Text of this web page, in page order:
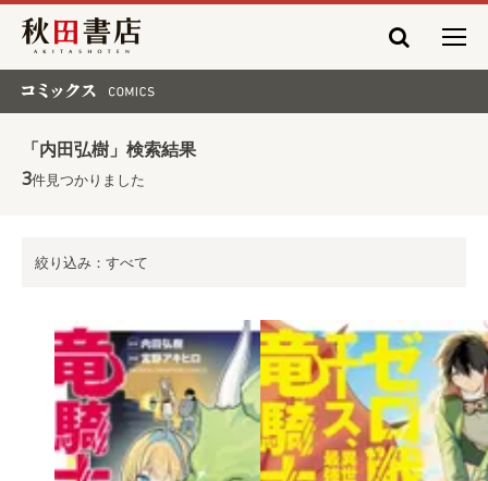
秋田書店
「内田弘樹」検索結果
3件見つかりました
絞り込み：すべて